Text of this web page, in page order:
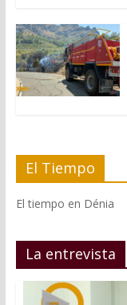
El Tiempo
El tiempo en Dénia
La entrevista